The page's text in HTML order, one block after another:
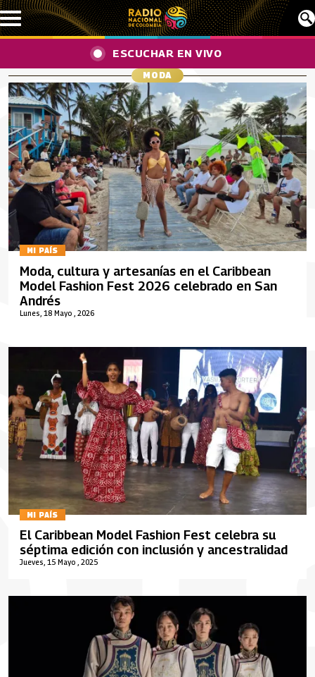
Pasar al contenido principal
ESCUCHAR EN VIVO
MODA
MI PAÍS
Lunes, 18 Mayo , 2026
Moda, cultura y artesanías en el Caribbean
Model Fashion Fest 2026 celebrado en San
Andrés
MI PAÍS
Jueves, 15 Mayo , 2025
El Caribbean Model Fashion Fest celebra su
séptima edición con inclusión y ancestralidad